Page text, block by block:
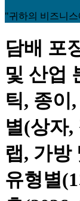
"귀하의 비즈니
담배 포
및 산업
틱, 종이
별(상자,
랩, 가방
유형별